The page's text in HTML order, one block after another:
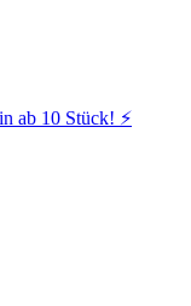
ab 10 Stück! ⚡️